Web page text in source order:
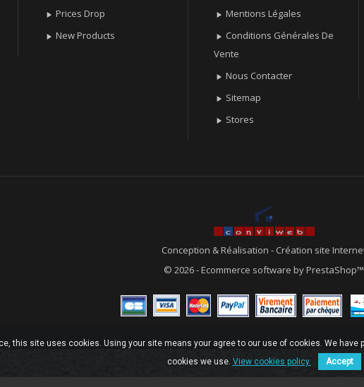
 Prices Drop
 New Products
 Mentions Légales
 Conditions Générales De
Vente
 Nous Contacter
 Sitemap
 Stores
Conception & Réalisation - Création site
© 2026 - Ecommerce software by PrestaShop™
this site uses cookies. Using your site means your agree to our use of cookies. We
cookies we use. View cookies policy. Accept